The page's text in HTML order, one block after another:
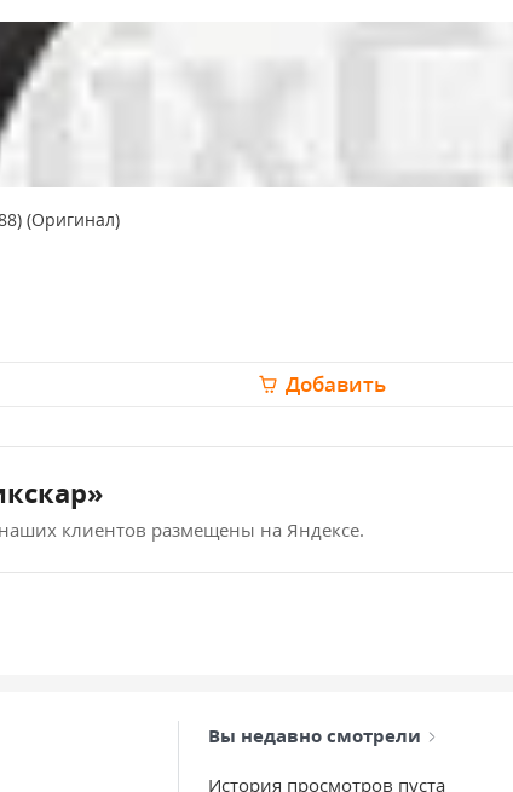
(Оригинал)
Добавить
клиентов размещены на Яндексе.
Вы недавно смотрели
История просмотров пуста